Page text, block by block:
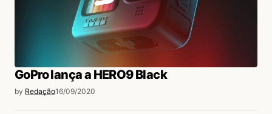
GoPro lança a HERO9 Black
by Redação16/09/2020